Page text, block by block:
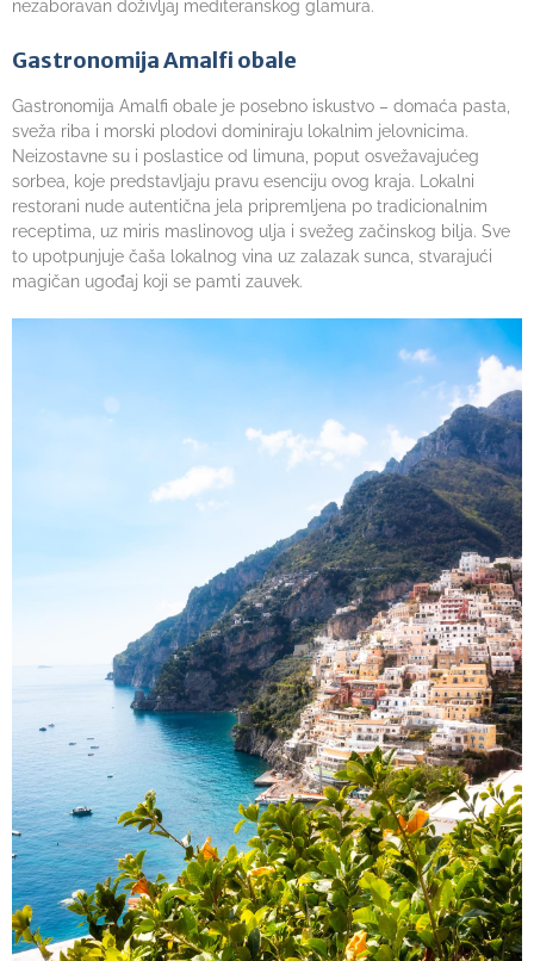
nezaboravan doživljaj mediteranskog glamura.
Gastronomija Amalfi obale
Gastronomija Amalfi obale je posebno iskustvo – domaća pasta,
sveža riba i morski plodovi dominiraju lokalnim jelovnicima.
Neizostavne su i poslastice od limuna, poput osvežavajućeg
sorbea, koje predstavljaju pravu esenciju ovog kraja. Lokalni
restorani nude autentična jela pripremljena po tradicionalnim
receptima, uz miris maslinovog ulja i svežeg začinskog bilja. Sve
to upotpunjuje čaša lokalnog vina uz zalazak sunca, stvarajući
magičan ugođaj koji se pamti zauvek.